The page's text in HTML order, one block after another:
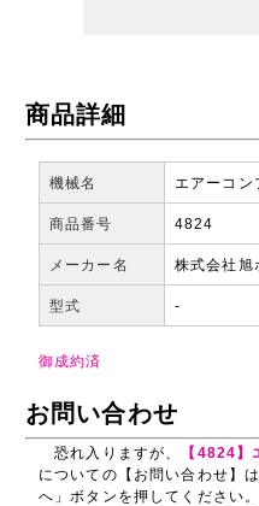
商品詳細
機械名 エアーコン
商品番号 4824
メーカー名 株式会社旭
型式 -
御成約済
お問い合わせ
恐れ入りますが、
【4824】
についての【お問い合わせ】
へ」ボタンを押してください。